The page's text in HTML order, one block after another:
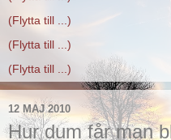
12 MAJ 2010
Hur dum får man